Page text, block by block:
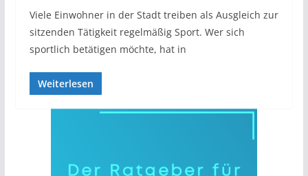
Viele Einwohner in der Stadt treiben als Ausgleich zur
sitzenden Tätigkeit regelmäßig Sport. Wer sich
sportlich betätigen möchte, hat in
Weiterlesen